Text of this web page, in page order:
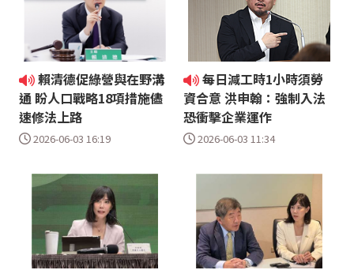
賴清德促綠營與在野溝
通 盼人口戰略18項措施儘
速修法上路
2026-06-03 16:19
每日減工時1小時須勞
資合意 洪申翰：強制入法
恐衝擊企業運作
2026-06-03 11:34